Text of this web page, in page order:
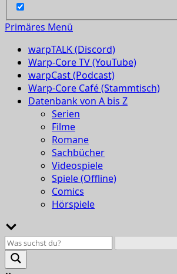
Primäres Menü
warpTALK (Discord)
Warp-Core TV (YouTube)
warpCast (Podcast)
Warp-Core Café (Stammtisch)
Datenbank von A bis Z
Serien
Filme
Romane
Sachbücher
Videospiele
Spiele (Offline)
Comics
Hörspiele